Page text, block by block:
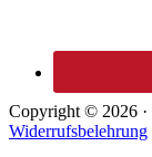
Copyright © 2026 ·
Widerrufsbelehrung